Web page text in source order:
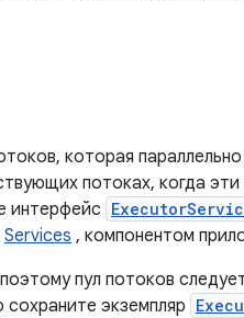
которая
потоках, когда
интерфейс
Services , компонентом
пул потоков
экземпляр